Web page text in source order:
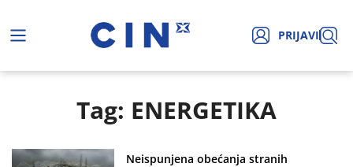
PRIJAVI
Tag: ENERGETIKA
Neispunjena obećanja stranih